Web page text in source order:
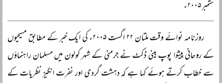
ستمبر ۲۰۰۵ء
روزنامہ نوائے وقت ملتان ۲۲ اگست ۲۰۰۵ء کی ایک خبر کے مطابق مسیحیوں
کے روحانی پیشوا پوپ بینی ڈکٹ نے جرمنی کے شہر کولون میں مسلمان راہنماؤں
سے خطاب کرتے ہوئے کہا ہے کہ دہشت گردی اور نفرت انگیز نظریات کے